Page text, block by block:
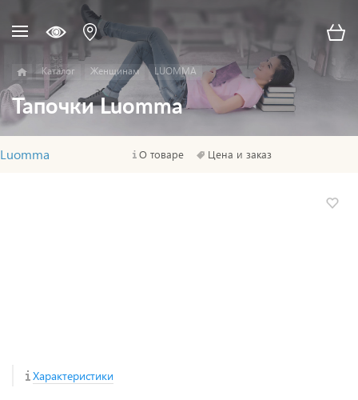
Каталог Женщинам LUOMMA
Тапочки Luomma
Luomma О товаре Цена и заказ
Характеристики